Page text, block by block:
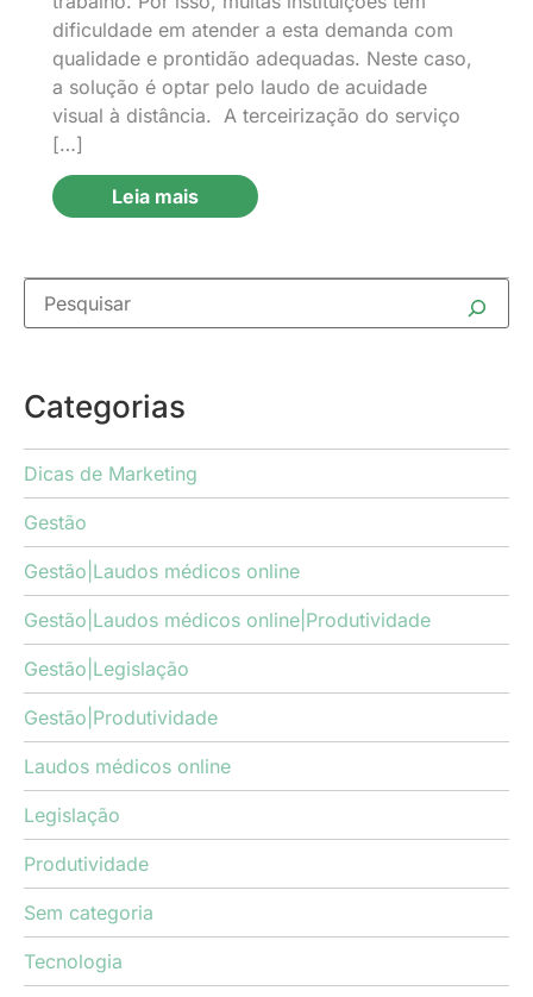
dificuldade em atender a esta demanda com
qualidade e prontidão adequadas. Neste caso,
a solução é optar pelo laudo de acuidade
visual à distância. A terceirização do serviço
[…]
Leia mais
Categorias
Dicas de Marketing
Gestão
Gestão|Laudos médicos online
Gestão|Laudos médicos online|Produtividade
Gestão|Legislação
Gestão|Produtividade
Laudos médicos online
Legislação
Produtividade
Sem categoria
Tecnologia